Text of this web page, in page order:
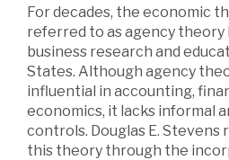
For decades, the economic
referred to as agency theory
business research and
States. Although agency
influential in accounting,
economics, it lacks informal
controls. Douglas E. Stevens
this theory through the